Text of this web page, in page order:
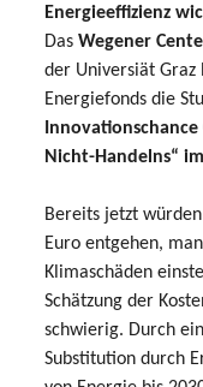
Energieeffizienz
Das Wegener
der Universiät Graz
Energiefonds die
Nicht-Handelns“
Bereits jetzt
Euro entgehen,
Klimaschäden
Schätzung der
schwierig. Durch
Substitution durch